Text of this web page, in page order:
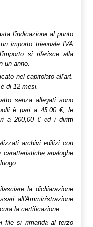
l'indicazione al punto
importo triennale IVA
si riferisce alla
un anno.
nel capitolato all'art.
di 12 mesi.
senza allegati sono
è pari a 45,00 €, le
a 200,00 € ed i diritti
archivi edilizi con
analoghe
la dichiarazione
all'Amministrazione
la certificazione
file si rimanda al terzo